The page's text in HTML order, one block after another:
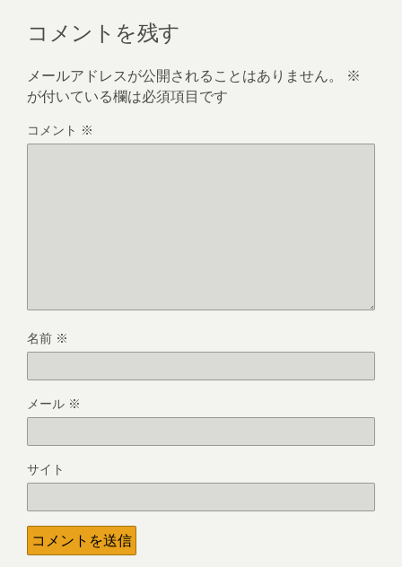
コメントを残す
メールアドレスが公開されることはありません。
※
が付いている欄は必須項目です
コメント ※
名前 ※
メール ※
サイト